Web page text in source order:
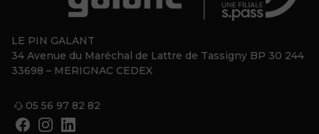
LE PIN GALANT
34 Avenue du Maréchal de Lattre de Tassigny BP 30 244
33698 – MERIGNAC CEDEX
05 56 97 82 82